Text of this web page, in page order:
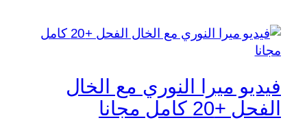
فيديو ميرا النوري مع الخال
الفحل +20 كامل مجانا